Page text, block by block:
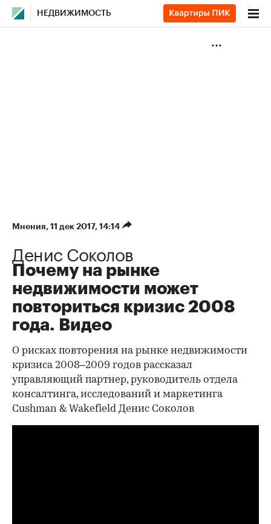
НЕДВИЖИМОСТЬ
Мнения⁠, 11 дек 2017, 14:14
Денис Соколов
Почему на рынке
недвижимости может
повториться кризис 2008
года. Видео
О рисках повторения на рынке недвижимости
кризиса 2008–2009 годов рассказал
управляющий партнер, руководитель отдела
консалтинга, исследований и маркетинга
Cushman & Wakefield Денис Соколов